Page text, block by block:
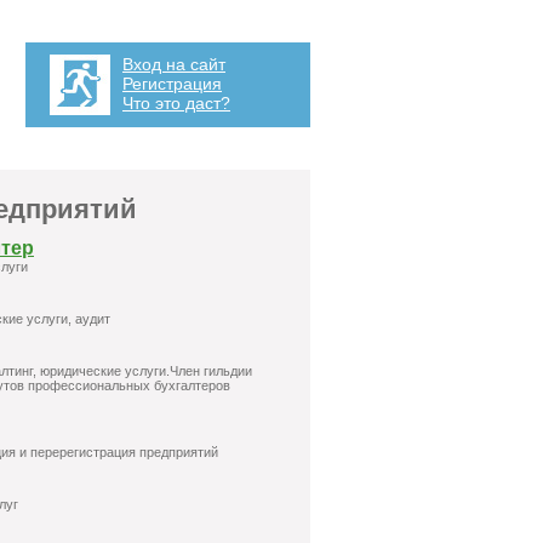
Вход на сайт
Регистрация
Что это даст?
услуги, аудит
юридические услуги.Член гильдии
профессиональных бухгалтеров
и перерегистрация предприятий